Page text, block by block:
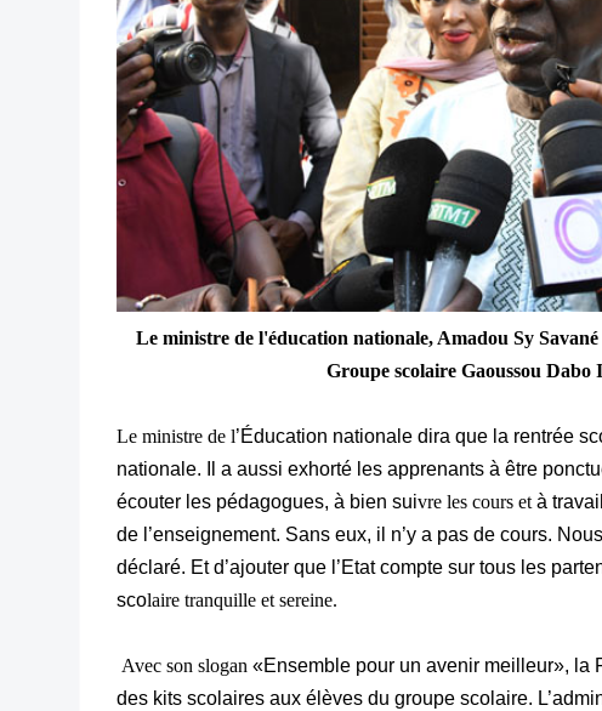
Le ministre de l'éducation nationale, Amadou Sy Savané
Groupe scolaire Gaoussou Dabo
Le ministre de l’Éducation nationale dira que la rentrée
nationale. Il a aussi exhorté les apprenants à être
écouter les pédagogues, à bien suivre les cours et à
de l’enseignement. Sans eux, il n’y a pas de cours.
déclaré. Et d’ajouter que l’Etat compte sur tous les
scolaire tranquille et sereine.
Avec son slogan «Ensemble pour un avenir meilleur», la
des kits scolaires aux élèves du groupe scolaire.